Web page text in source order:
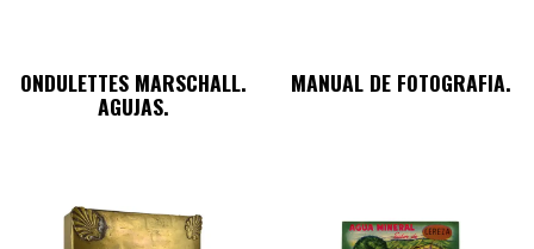
ONDULETTES MARSCHALL.
AGUJAS.
MANUAL DE FOTOGRAFIA.